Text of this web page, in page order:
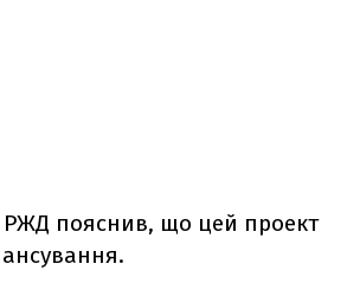
РЖД пояснив, що цей проект